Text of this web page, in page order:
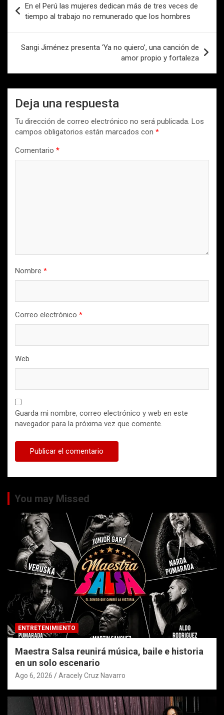
de
entradas
En el Perú las mujeres dedican más de tres veces de
tiempo al trabajo no remunerado que los hombres
Sangi Jiménez presenta ‘Ya no quiero’, una canción de
amor propio y fortaleza
Deja una respuesta
Tu dirección de correo electrónico no será publicada. Los
campos obligatorios están marcados con *
Comentario *
Nombre *
Correo electrónico *
Web
Guarda mi nombre, correo electrónico y web en este
navegador para la próxima vez que comente.
You may Missed
ENTRETENIMIENTO
Maestra Salsa reunirá música, baile e historia
en un solo escenario
Ago 6, 2026 Aracely Cruz Navarro